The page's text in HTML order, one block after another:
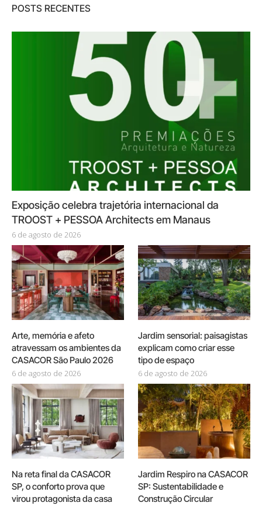
POSTS RECENTES
Exposição celebra trajetória internacional da
TROOST + PESSOA Architects em Manaus
6 de agosto de 2026
Arte, memória e afeto
atravessam os ambientes da
CASACOR São Paulo 2026
6 de agosto de 2026
Jardim sensorial: paisagistas
explicam como criar esse
tipo de espaço
6 de agosto de 2026
Na reta final da CASACOR
SP, o conforto prova que
virou protagonista da casa
Jardim Respiro na CASACOR
SP: Sustentabilidade e
Construção Circular